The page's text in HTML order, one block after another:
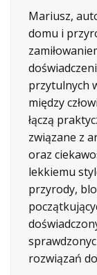
Mariusz,
domu i
przytulnych
między
łączą
związane z
oraz
lekkiemu
przyrody,
rozwiązań